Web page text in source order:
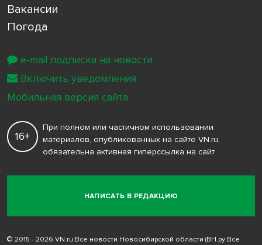
Вакансии
Погода
НАПИСАТЬ В РЕДАКЦИЮ
16+
При полном или частичном использовании
материалов, опубликованных на сайте VN.ru,
обязательна активная гиперссылка на сайт
© 2015 - 2026 VN.ru Все новости Новосибирской области (ВН.ру Все
e-mail подписка на новости
Включить уведомления
Мобильная версия сайта